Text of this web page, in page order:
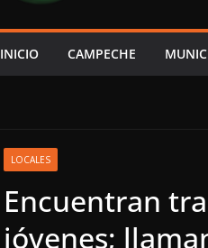
INICIO CAMPECHE
LOCALES
Encuentran
jóvenes;